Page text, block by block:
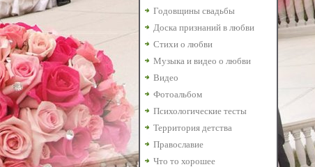
Годовщины свадьбы
Доска признаний в любви
Стихи о любви
Музыка и видео о любви
Видео
Фотоальбом
Психологические тесты
Территория детства
Православие
Что то хорошее